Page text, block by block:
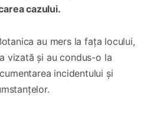
cazului.
au mers la fața locului,
vizată și au condus-o la
incidentului și